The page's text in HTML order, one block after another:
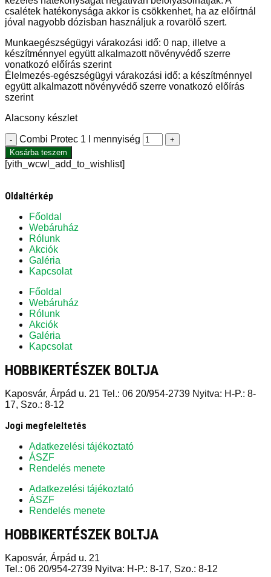
csalétek hatékonysága akkor is csökkenhet, ha az előírtnál
jóval nagyobb dózisban használjuk a rovarölő szert.
Munkaegészségügyi várakozási idő: 0 nap, illetve a
készítménnyel együtt alkalmazott növényvédő szerre
vonatkozó előírás szerint
Élelmezés-egészségügyi várakozási idő: a készítménnyel
együtt alkalmazott növényvédő szerre vonatkozó előírás
szerint
Alacsony készlet
- Combi Protec 1 l mennyiség
+
Kosárba teszem
[yith_wcwl_add_to_wishlist]
Oldaltérkép
Főoldal
Webáruház
Rólunk
Akciók
Galéria
Kapcsolat
Főoldal
Webáruház
Rólunk
Akciók
Galéria
Kapcsolat
HOBBIKERTÉSZEK BOLTJA
Kaposvár, Árpád u. 21 Tel.: 06 20/954-2739 Nyitva: H-P.: 8-
17, Szo.: 8-12
Jogi megfeleltetés
Adatkezelési tájékoztató
ÁSZF
Rendelés menete
Adatkezelési tájékoztató
ÁSZF
Rendelés menete
HOBBIKERTÉSZEK BOLTJA
Kaposvár, Árpád u. 21
Tel.: 06 20/954-2739 Nyitva: H-P.: 8-17, Szo.: 8-12